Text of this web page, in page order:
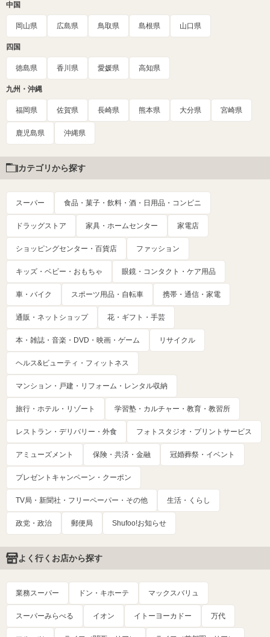
中国
岡山県 広島県 鳥取県 島根県 山口県
四国
徳島県 香川県 愛媛県 高知県
九州・沖縄
福岡県 佐賀県 長崎県 熊本県 大分県 宮崎県
鹿児島県 沖縄県
カテゴリから探す
スーパー 食品・菓子・飲料・酒・日用品・コンビニ
ドラッグストア 家具・ホームセンター 家電店
ショッピングセンター・百貨店 ファッション
キッズ・ベビー・おもちゃ 眼鏡・コンタクト・ケア用品
車・バイク スポーツ用品・自転車 携帯・通信・家電
通販・ネットショップ 花・ギフト・手芸
本・雑誌・音楽・DVD・映画・ゲーム リサイクル
ヘルス&ビューティ・フィットネス
マンション・戸建・リフォーム・レンタル収納
旅行・ホテル・リゾート 学習塾・カルチャー・教育・教習所
レストラン・デリバリー・外食 フォトスタジオ・プリントサービス
アミューズメント 保険・共済・金融 冠婚葬祭・イベント
プレゼントキャンペーン・クーポン
TV局・新聞社・フリーペーパー・その他 生活・くらし
政党・政治 郵便局 Shufoo!お知らせ
よく行くお店から探す
業務スーパー ドン・キホーテ マックスバリュ
スーパーみらべる イオン イトーヨーカドー 万代